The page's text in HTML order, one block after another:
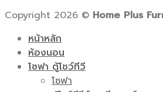
Copyright 2026 © Home Plus
หน้าหลัก
ห้องนอน
โซฟา ตู้โชว์ทีวี
โซฟา